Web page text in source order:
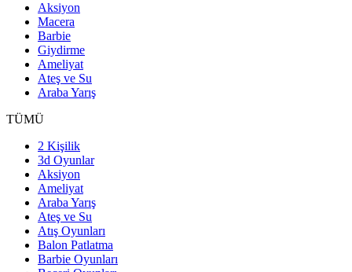
Aksiyon
Macera
Barbie
Giydirme
Ameliyat
Ateş ve Su
Araba Yarış
TÜMÜ
2 Kişilik
3d Oyunlar
Aksiyon
Ameliyat
Araba Yarış
Ateş ve Su
Atış Oyunları
Balon Patlatma
Barbie Oyunları